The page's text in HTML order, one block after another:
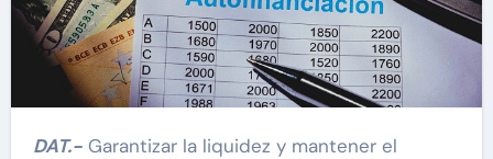
DAT.-Garantizar la liquidez y mantener el